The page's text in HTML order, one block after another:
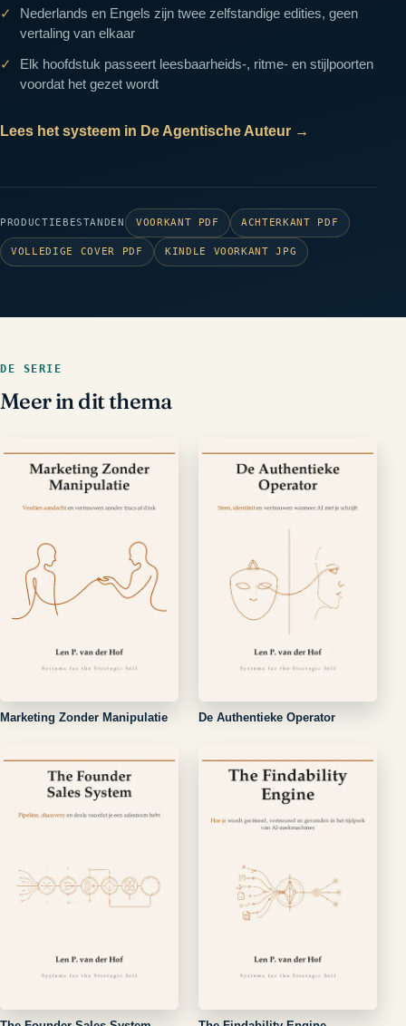
Nederlands en Engels zijn twee zelfstandige edities, geen
vertaling van elkaar
Elk hoofdstuk passeert leesbaarheids-, ritme- en stijlpoorten
voordat het gezet wordt
Lees het systeem in De Agentische Auteur →
PRODUCTIEBESTANDEN VOORKANT PDF ACHTERKANT PDF
VOLLEDIGE COVER PDF KINDLE VOORKANT JPG
DE SERIE
Meer in dit thema
Marketing Zonder Manipulatie De Authentieke Operator